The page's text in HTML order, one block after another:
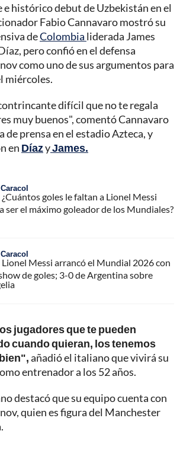
histórico debut de Uzbekistán en el
Fabio Cannavaro mostró su
deColombia liderada James
pero confió en el defensa
como uno de sus argumentos para
miércoles.
difícil que no te regala
muy buenos", comentó Cannavaro
de prensa en el estadio Azteca, y
en DíazyJames.
¿Cuántos goles le faltan a Lionel Messi
ser el máximo goleador de los Mundiales?
Lionel Messi arrancó el Mundial 2026 con
de goles; 3-0 de Argentina sobre
jugadores que te pueden
cuando quieran, los tenemos
añadió el italiano que vivirá su
entrenador a los 52 años.
destacó que su equipo cuenta con
quien es figura del Manchester